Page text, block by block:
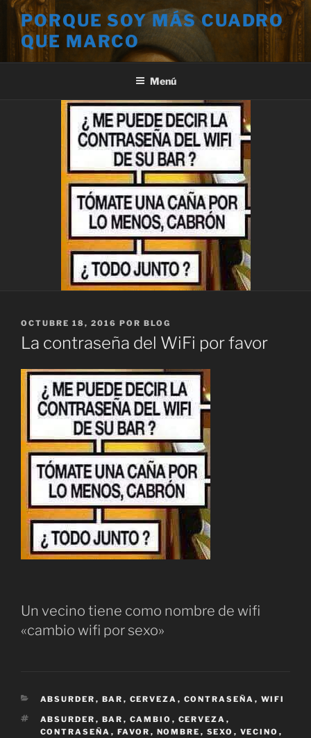
Saltar
contenido
PORQUE SOY MÁS CUADRO
QUE MARCO
Menú
PUBLICADO
EL
OCTUBRE 18, 2016 POR BLOG
La contraseña del WiFi por favor
Un vecino tiene como nombre de wifi
«cambio wifi por sexo»
CATEGORÍAS
ABSURDER , BAR , CERVEZA , CONTRASEÑA , WIFI
ETIQUETAS
ABSURDER , BAR , CAMBIO , CERVEZA ,
CONTRASEÑA , FAVOR , NOMBRE , SEXO , VECINO ,